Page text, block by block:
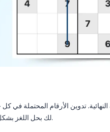
تدوين الأرقام المحتملة في
لك بحل اللغز بشكل أسرع دون الاعتماد فقط على الذاكرة.